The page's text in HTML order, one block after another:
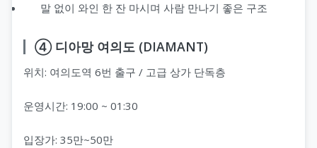
말 없이 와인 한 잔 마시며 사람 만나기 좋은 구조
④ 디아망 여의도 (DIAMANT)
위치: 여의도역 6번 출구 / 고급 상가 단독층
운영시간: 19:00 ~ 01:30
입장가: 35만~50만